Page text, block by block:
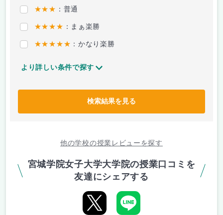
★★★ ：普通
★★★★ ：まぁ楽勝
★★★★★ ：かなり楽勝
より詳しい条件で探す
検索結果を見る
他の学校の授業レビューを探す
宮城学院女子大学大学院の授業口コミを
友達にシェアする